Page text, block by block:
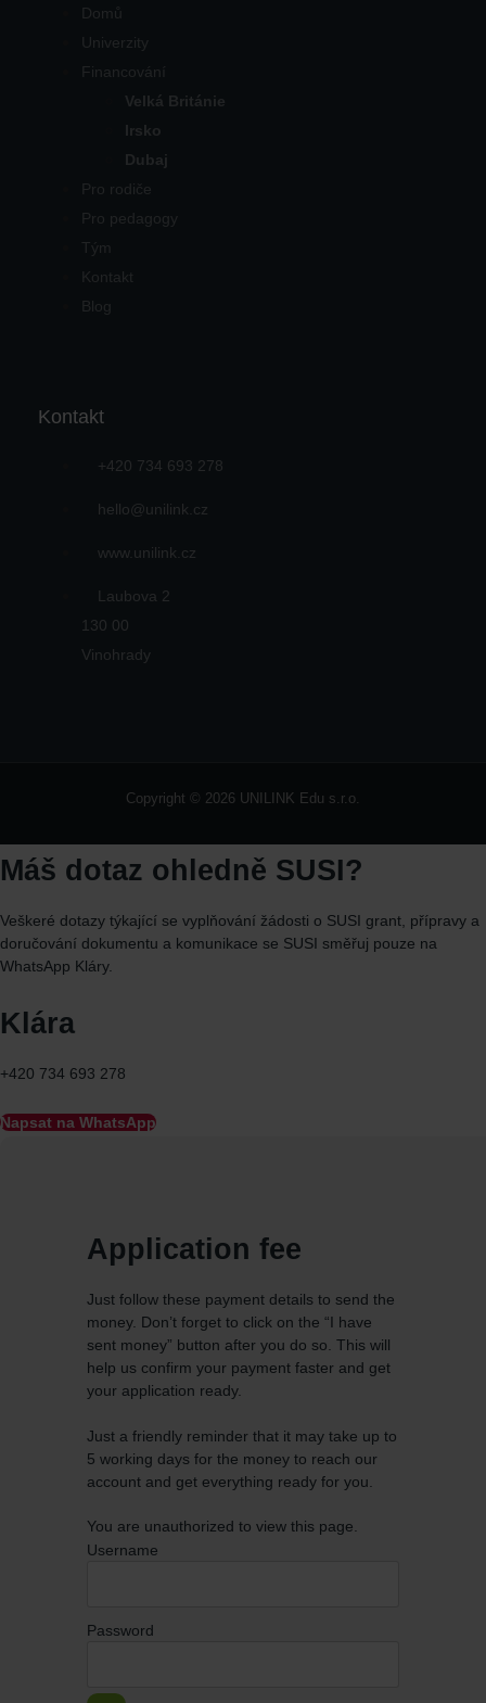
Domů
Univerzity
Financování
Velká Británie
Irsko
Dubaj
Pro rodiče
Pro pedagogy
Tým
Kontakt
Blog
Kontakt
+420 734 693 278
hello@unilink.cz
www.unilink.cz
Laubova 2
130 00
Vinohrady
Copyright © 2026 UNILINK Edu s.r.o.
Máš dotaz ohledně SUSI?
Veškeré dotazy týkající se vyplňování žádosti o SUSI grant, přípravy a
doručování dokumentu a komunikace se SUSI směřuj pouze na
WhatsApp Kláry.
Klára
+420 734 693 278
Napsat na WhatsApp
Application fee
Just follow these payment details to send the
money. Don’t forget to click on the “I have
sent money” button after you do so. This will
help us confirm your payment faster and get
your application ready.
Just a friendly reminder that it may take up to
5 working days for the money to reach our
account and get everything ready for you.
You are unauthorized to view this page.
Username
Password